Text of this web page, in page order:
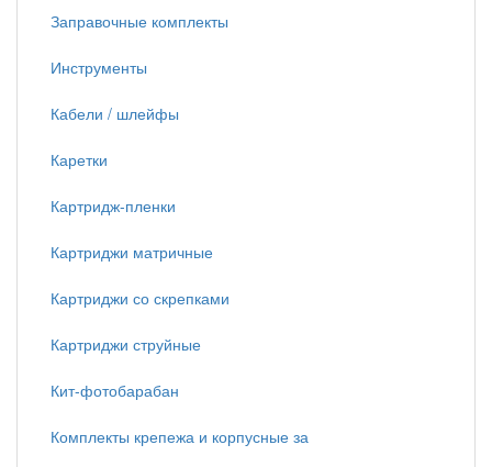
Заправочные комплекты
Инструменты
Кабели / шлейфы
Каретки
Картридж-пленки
Картриджи матричные
Картриджи со скрепками
Картриджи струйные
Кит-фотобарабан
Комплекты крепежа и корпусные за